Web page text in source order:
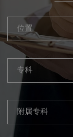
位置
专科
附属专科